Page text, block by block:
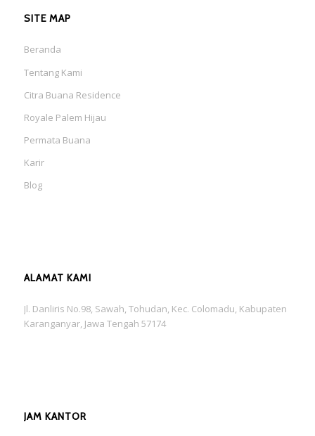
SITE MAP
Beranda
Tentang Kami
Citra Buana Residence
Royale Palem Hijau
Permata Buana
Karir
Blog
ALAMAT KAMI
Jl. Danliris No.98, Sawah, Tohudan, Kec. Colomadu, Kabupaten
Karanganyar, Jawa Tengah 57174
JAM KANTOR